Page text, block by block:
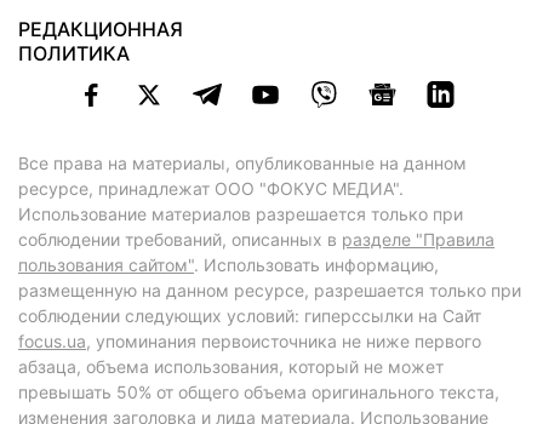
РЕДАКЦИОННАЯ
ПОЛИТИКА
Все права на материалы, опубликованные на данном
ресурсе, принадлежат ООО "ФОКУС МЕДИА".
Использование материалов разрешается только при
соблюдении требований, описанных в разделе "Правила
пользования сайтом". Использовать информацию,
размещенную на данном ресурсе, разрешается только при
соблюдении следующих условий: гиперссылки на Сайт
focus.ua, упоминания первоисточника не ниже первого
абзаца, объема использования, который не может
превышать 50% от общего объема оригинального текста,
изменения заголовка и лида материала. Использование